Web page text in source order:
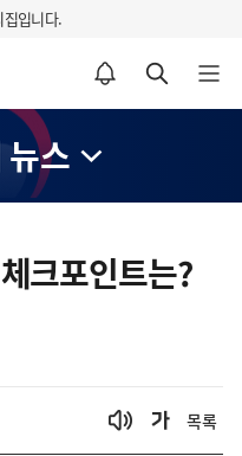
입니다.
알림설정 바로가기 검색 바로가기 메뉴 열기
뉴스
크포인트는?
목록